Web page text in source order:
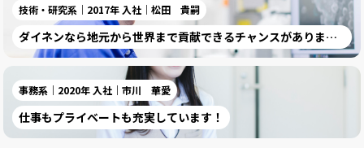
技術・研究系｜2017年 入社｜松田 貴嗣
ダイネンなら地元から世界まで貢献できるチャンスがあります。
事務系｜2020年 入社｜市川 華愛
仕事もプライベートも充実しています！